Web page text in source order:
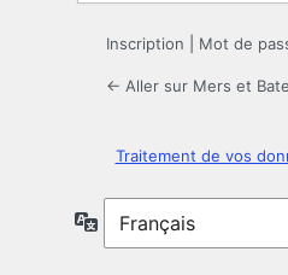
Inscription Mot de
← Aller sur Mers et
Traitement de vos
Langue